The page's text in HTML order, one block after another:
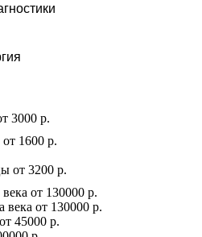
3000 р.
от 1600 р.
от 3200 р.
от 130000 р.
века от 130000 р.
от 45000 р.